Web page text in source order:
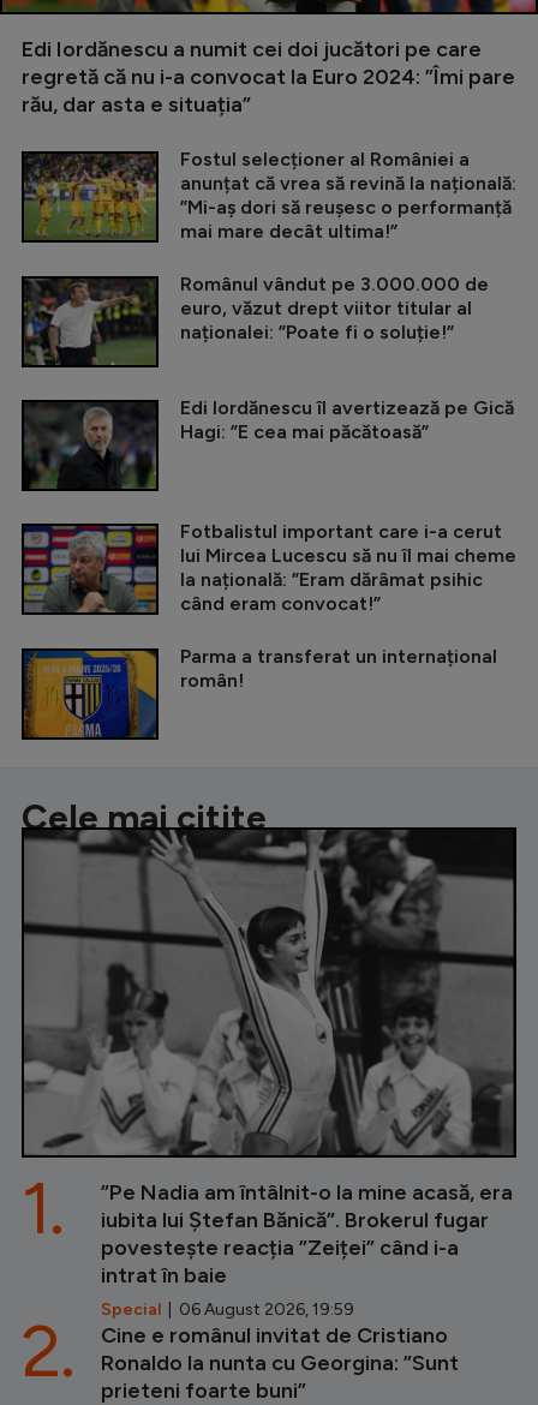
Edi Iordănescu a numit cei doi jucători pe care
regretă că nu i-a convocat la Euro 2024: ”Îmi pare
rău, dar asta e situația”
Fostul selecționer al României a
anunțat că vrea să revină la națională:
”Mi-aș dori să reușesc o performanță
mai mare decât ultima!”
Românul vândut pe 3.000.000 de
euro, văzut drept viitor titular al
naționalei: ”Poate fi o soluție!”
Edi Iordănescu îl avertizează pe Gică
Hagi: ”E cea mai păcătoasă”
Fotbalistul important care i-a cerut
lui Mircea Lucescu să nu îl mai cheme
la națională: ”Eram dărâmat psihic
când eram convocat!”
Parma a transferat un internațional
român!
Cele mai citite
”Pe Nadia am întâlnit-o la mine acasă, era
iubita lui Ștefan Bănică”. Brokerul fugar
povestește reacția ”Zeiței” când i-a
intrat în baie
Special | 06 August 2026, 19:59
1.
Cine e românul invitat de Cristiano
Ronaldo la nunta cu Georgina: ”Sunt
prieteni foarte buni”
2.